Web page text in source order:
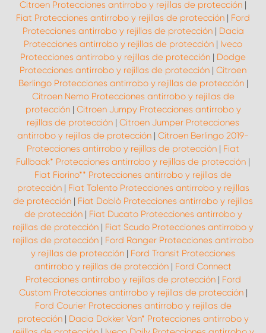
Citroen Protecciones antirrobo y rejillas de protección |
Fiat Protecciones antirrobo y rejillas de protección | Ford
Protecciones antirrobo y rejillas de protección| Dacia
Protecciones antirrobo y rejillas de protección | Iveco
Protecciones antirrobo y rejillas de protección | Dodge
Protecciones antirrobo y rejillas de protección | Citroen
Berlingo Protecciones antirrobo y rejillas de protección|
Citroen Nemo Protecciones antirrobo y rejillas de
protección| Citroen Jumpy Protecciones antirrobo y
rejillas de protección | Citroen Jumper Protecciones
antirrobo y rejillas de protección | Citroen Berlingo 2019-
Protecciones antirrobo y rejillas de protección | Fiat
Fullback* Protecciones antirrobo y rejillas de protección |
Fiat Fiorino** Protecciones antirrobo y rejillas de
protección| Fiat Talento Protecciones antirrobo y rejillas
de protección | Fiat Doblò Protecciones antirrobo y rejillas
de protección| Fiat Ducato Protecciones antirrobo y
rejillas de protección | Fiat Scudo Protecciones antirrobo y
rejillas de protección | Ford Ranger Protecciones antirrobo
y rejillas de protección | Ford Transit Protecciones
antirrobo y rejillas de protección | Ford Connect
Protecciones antirrobo y rejillas de protección| Ford
Custom Protecciones antirrobo y rejillas de protección|
Ford Courier Protecciones antirrobo y rejillas de
protección| Dacia Dokker Van* Protecciones antirrobo y